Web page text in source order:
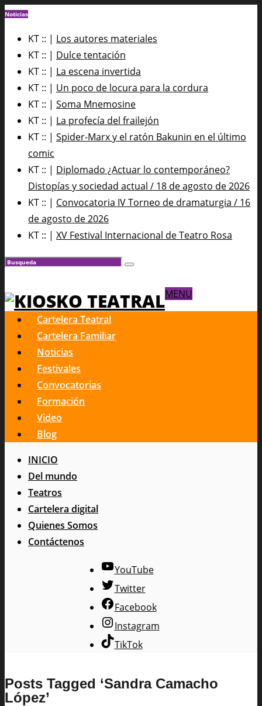
Noticias
KT :: | Los autores materiales
KT :: | Dulce tentación
KT :: | La escena invertida
KT :: | Un poco de locura para la cordura
KT :: | Soma Mnemosine
KT :: | La profecía del frailejón
KT :: | Spider-Marx y el ratón Bakunin en el último
comic
KT :: | Diplomado ¿Actuar lo contemporáneo?
Distopías y sociedad actual / 18 de agosto de 2026
KT :: | Convocatoria IV Torneo de dramaturgia / 16
de agosto de 2026
KT :: | XV Festival Internacional de Teatro Rosa
MENU
Cartelera Teatral
Cartelera Familiar
Noticias
Festivales
Convocatorias
Formación
Video
Blog
INICIO
Del mundo
Teatros
Cartelera digital
Quienes Somos
Contáctenos
YouTube
Twitter
Facebook
Instagram
TikTok
Posts Tagged ‘Sandra Camacho
López’